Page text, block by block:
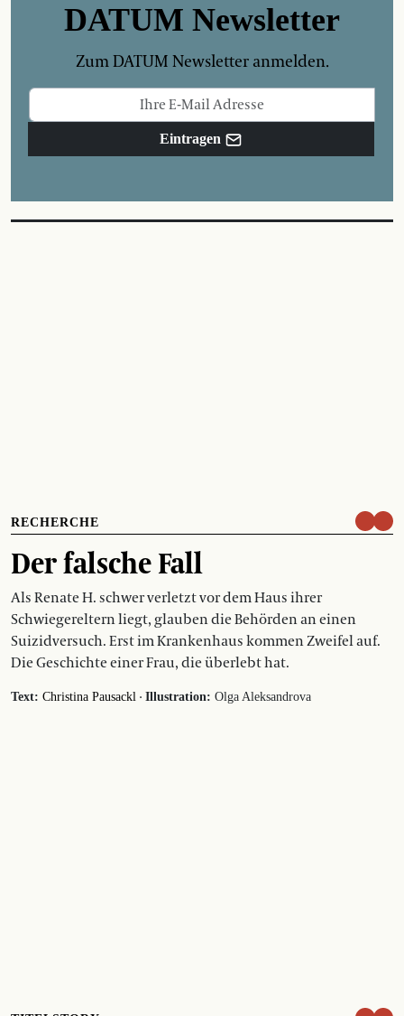
DATUM Newsletter
Zum DATUM Newsletter anmelden.
Eintragen
RECHERCHE
Der falsche Fall
Als Renate H. schwer verletzt vor dem Haus ihrer
Schwiegereltern liegt, glauben die Behörden an einen
Suizidversuch. Erst im Krankenhaus kommen Zweifel auf.
Die Geschichte einer Frau, die überlebt hat.
Text: Christina Pausackl · Illustration: Olga Aleksandrova